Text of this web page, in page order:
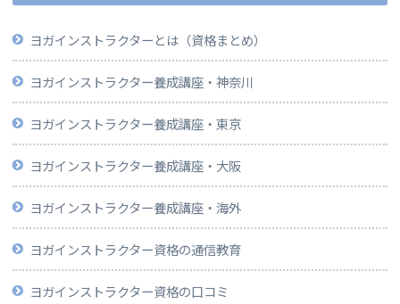
ヨガインストラクターとは（資格まとめ）
ヨガインストラクター養成講座・神奈川
ヨガインストラクター養成講座・東京
ヨガインストラクター養成講座・大阪
ヨガインストラクター養成講座・海外
ヨガインストラクター資格の通信教育
ヨガインストラクター資格の口コミ